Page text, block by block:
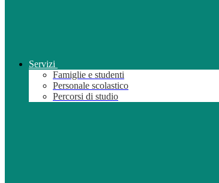
Servizi
Famiglie e studenti
Personale scolastico
Percorsi di studio